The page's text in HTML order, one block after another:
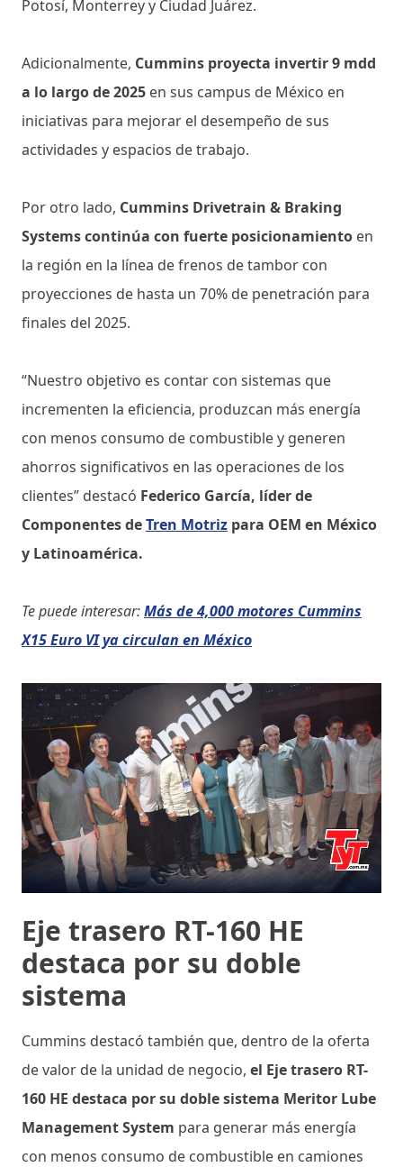
Potosí, Monterrey y Ciudad Juárez.
Adicionalmente, Cummins proyecta invertir 9 mdd
a lo largo de 2025 en sus campus de México en
iniciativas para mejorar el desempeño de sus
actividades y espacios de trabajo.
Por otro lado, Cummins Drivetrain & Braking
Systems continúa con fuerte posicionamiento en
la región en la línea de frenos de tambor con
proyecciones de hasta un 70% de penetración para
finales del 2025.
“Nuestro objetivo es contar con sistemas que
incrementen la eficiencia, produzcan más energía
con menos consumo de combustible y generen
ahorros significativos en las operaciones de los
clientes” destacó Federico García, líder de
Componentes deTren Motriz para OEM en México
y Latinoamérica.
Te puede interesar:Más de 4,000 motores Cummins
X15 Euro VI ya circulan en México
Eje trasero RT-160 HE
destaca por su doble
sistema
Cummins destacó también que, dentro de la oferta
de valor de la unidad de negocio, el Eje trasero RT-
160 HE destaca por su doble sistema Meritor Lube
Management System para generar más energía
con menos consumo de combustible en camiones